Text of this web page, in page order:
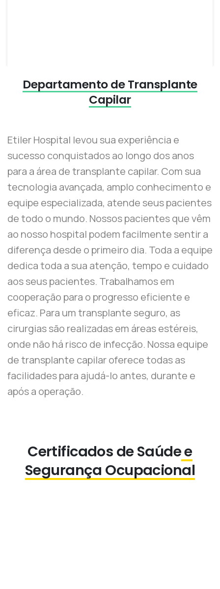
Departamento de Transplante
Capilar
Etiler Hospital levou sua experiência e
sucesso conquistados ao longo dos anos
para a área de transplante capilar. Com sua
tecnologia avançada, amplo conhecimento e
equipe especializada, atende seus pacientes
de todo o mundo. Nossos pacientes que vêm
ao nosso hospital podem facilmente sentir a
diferença desde o primeiro dia. Toda a equipe
dedica toda a sua atenção, tempo e cuidado
aos seus pacientes. Trabalhamos em
cooperação para o progresso eficiente e
eficaz. Para um transplante seguro, as
cirurgias são realizadas em áreas estéreis,
onde não há risco de infecção. Nossa equipe
de transplante capilar oferece todas as
facilidades para ajudá-lo antes, durante e
após a operação.
Certificados de Saúdee
Segurança Ocupacional